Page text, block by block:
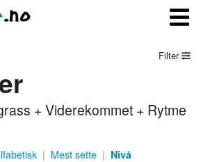
Filter
+ Viderekommet + Rytme
| Mest sette | Nivå